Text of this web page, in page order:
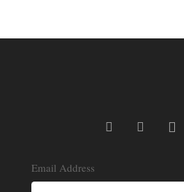
Email Address